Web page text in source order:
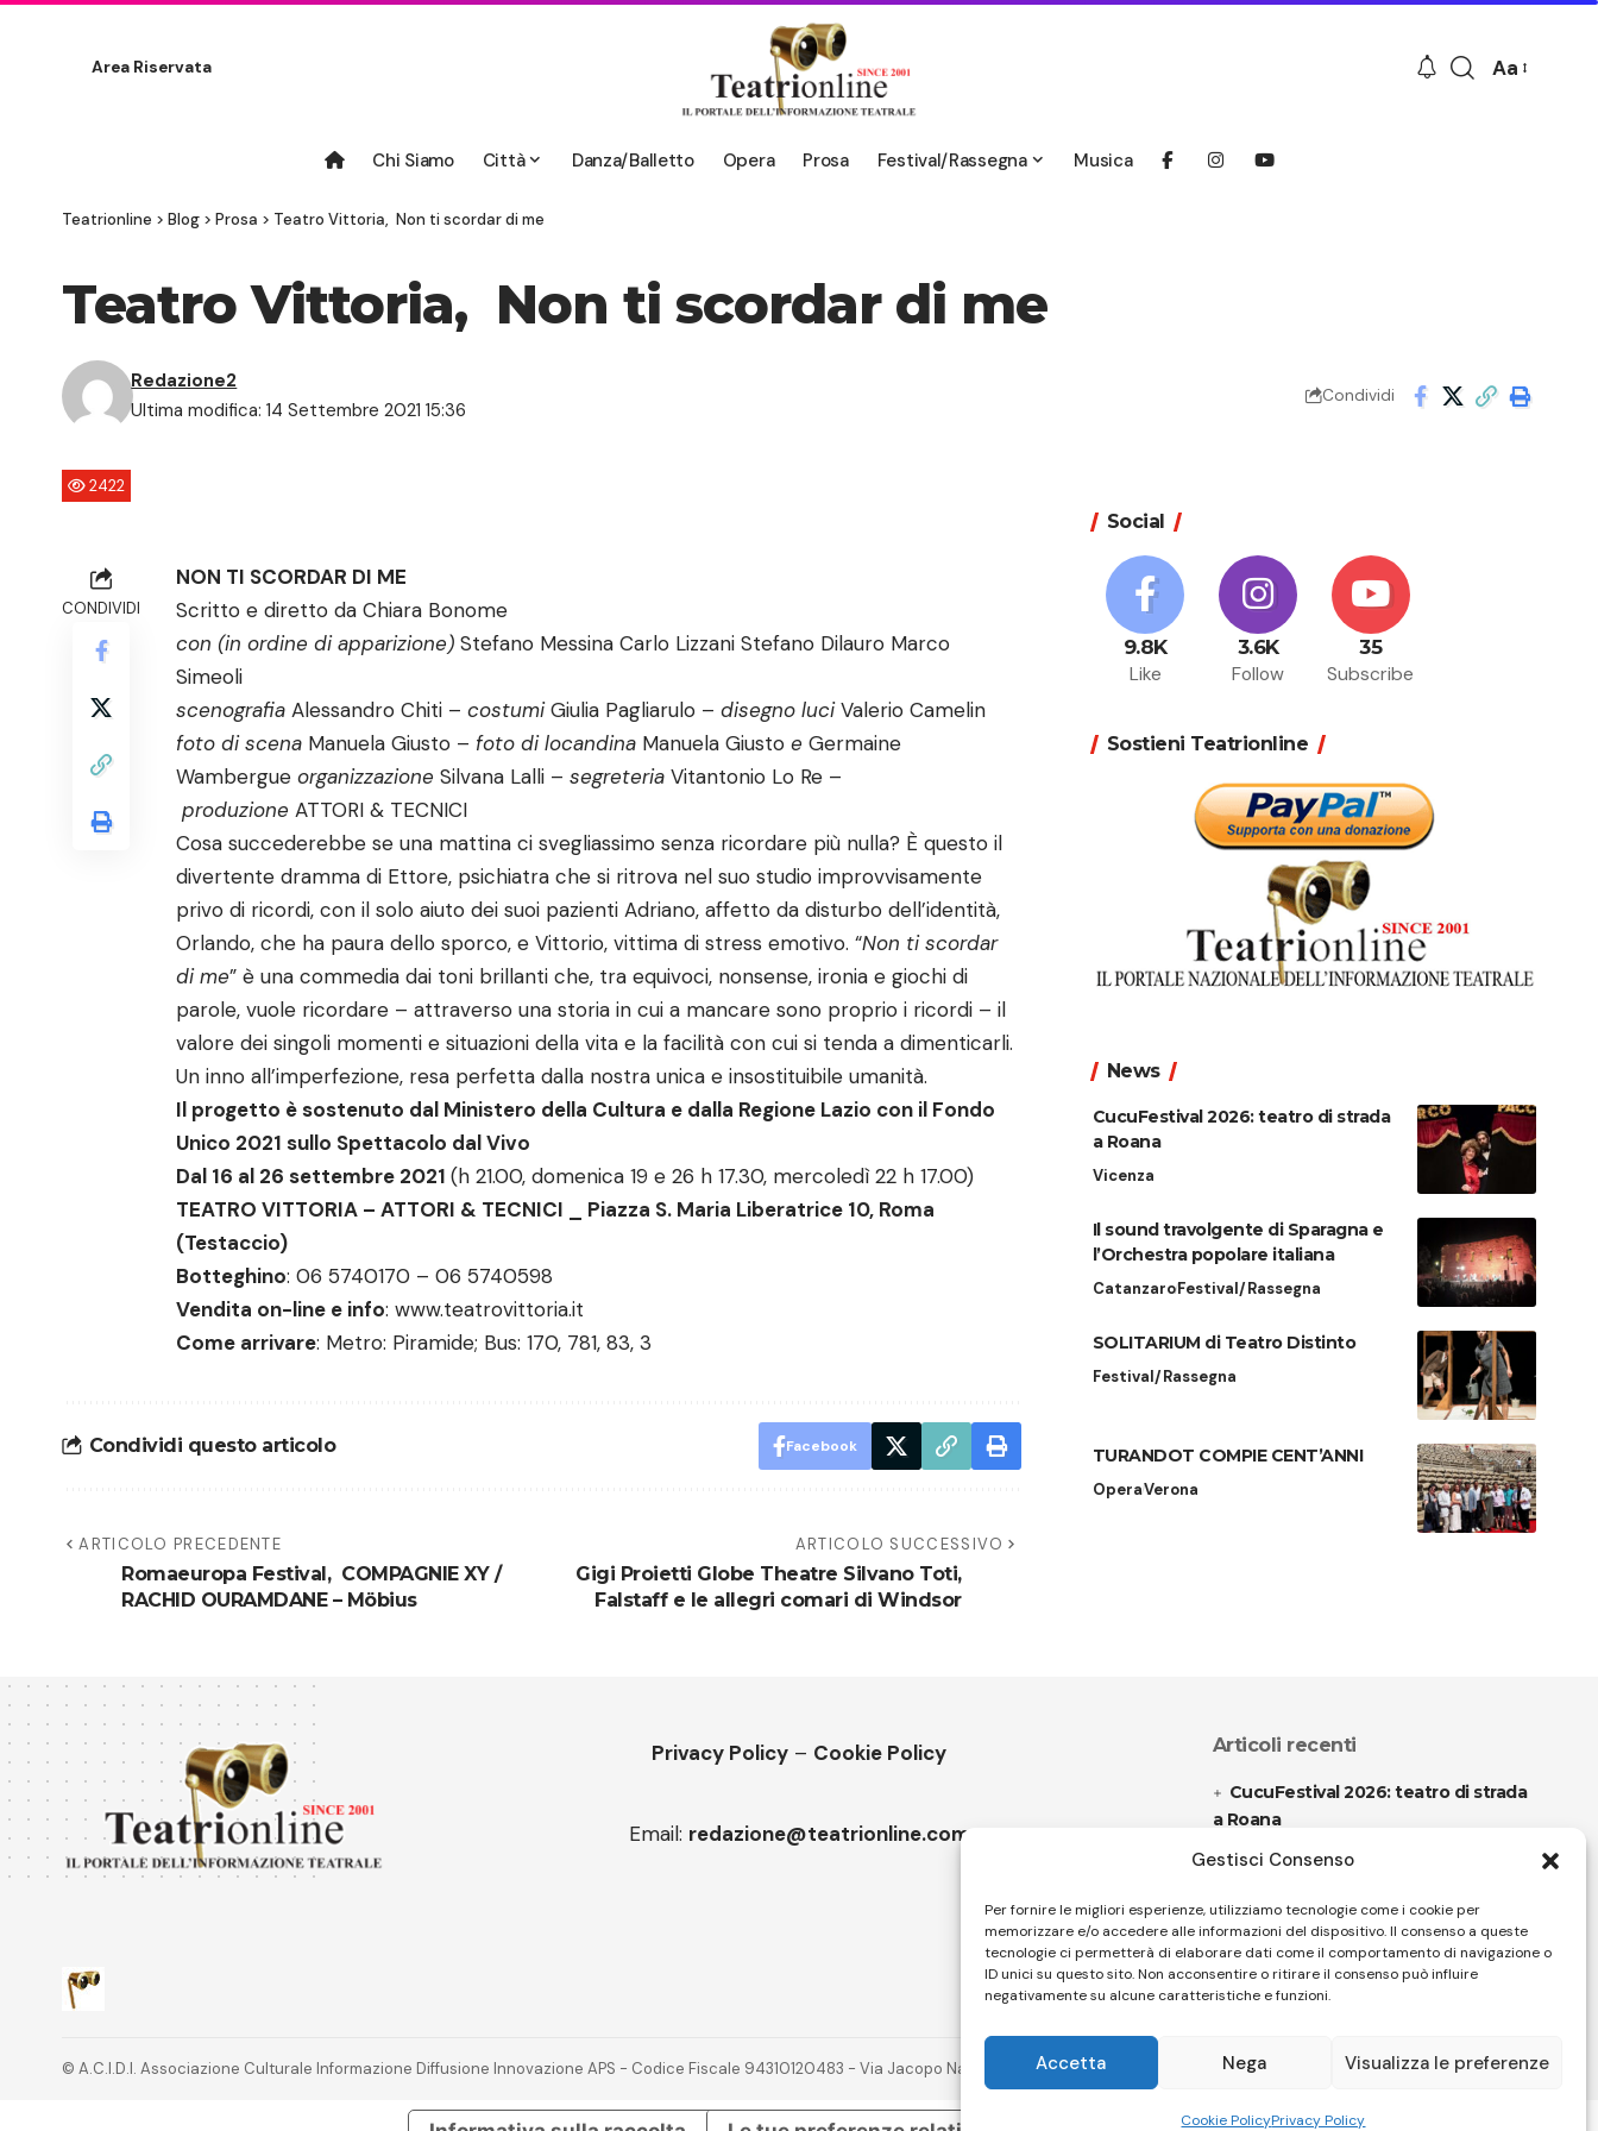
Gestisci Consenso
Per fornire le migliori esperienze, utilizziamo tecnologie come i cookie per
memorizzare e/o accedere alle informazioni del dispositivo. Il consenso a queste
tecnologie ci permetterà di elaborare dati come il comportamento di navigazione o
ID unici su questo sito. Non acconsentire o ritirare il consenso può influire
negativamente su alcune caratteristiche e funzioni.
Accetta Nega Visualizza le preferenze
Cookie PolicyPrivacy Policy
Area Riservata
Font
Aa
Chi Siamo Città Danza/Balletto Opera Prosa Festival/Rassegna Musica
Teatrionline > Blog > Prosa > Teatro Vittoria, Non ti scordar di me
Teatro Vittoria, Non ti scordar di me
Ultima modifica: 14 Settembre 2021 15:36
Redazione2
Condividi
2422
CONDIVIDI
NON TI SCORDAR DI ME
Scritto e diretto da Chiara Bonome
con (in ordine di apparizione) Stefano Messina Carlo Lizzani Stefano Dilauro Marco
Simeoli
scenografia Alessandro Chiti – costumiGiulia Pagliarulo – disegno luciValerio Camelin
foto di scena Manuela Giusto – foto di locandina Manuela Giusto e Germaine
Wambergue organizzazione Silvana Lalli – segreteria Vitantonio Lo Re –
produzione ATTORI & TECNICI
Cosa succederebbe se una mattina ci svegliassimo senza ricordare più nulla? È questo il
divertente dramma di Ettore, psichiatra che si ritrova nel suo studio improvvisamente
privo di ricordi, con il solo aiuto dei suoi pazienti Adriano, affetto da disturbo dell’identità,
Orlando, che ha paura dello sporco, e Vittorio, vittima di stress emotivo. “Non ti scordar
di me” è una commedia dai toni brillanti che, tra equivoci, nonsense, ironia e giochi di
parole, vuole ricordare – attraverso una storia in cui a mancare sono proprio i ricordi – il
valore dei singoli momenti e situazioni della vita e la facilità con cui si tenda a dimenticarli.
Un inno all’imperfezione, resa perfetta dalla nostra unica e insostituibile umanità.
Il progetto è sostenuto dal Ministero della Cultura e dalla Regione Lazio con il Fondo
Unico 2021 sullo Spettacolo dal Vivo
Dal 16 al 26 settembre 2021 (h 21.00, domenica 19 e 26 h 17.30, mercoledì 22 h 17.00)
TEATRO VITTORIA – ATTORI & TECNICI _ Piazza S. Maria Liberatrice 10, Roma
(Testaccio)
Botteghino: 06 5740170 – 06 5740598
Vendita on-line e info: www.teatrovittoria.it
Come arrivare: Metro: Piramide; Bus: 170, 781, 83, 3
Condividi questo articolo Facebook
ARTICOLO PRECEDENTE
Romaeuropa Festival, COMPAGNIE XY /
RACHID OURAMDANE – Möbius
ARTICOLO SUCCESSIVO
Gigi Proietti Globe Theatre Silvano Toti,
Falstaff e le allegri comari di Windsor
Social
9.8K
Like
3.6K
Follow
35
Subscribe
Sostieni Teatrionline
News
CucuFestival 2026: teatro di strada
a Roana
Vicenza
Il sound travolgente di Sparagna e
l’Orchestra popolare italiana
CatanzaroFestival/Rassegna
SOLITARIUM di Teatro Distinto
Festival/Rassegna
TURANDOT COMPIE CENT’ANNI
OperaVerona
Privacy Policy – Cookie Policy
Email: redazione@teatrionline.com
Articoli recenti
CucuFestival 2026: teatro di strada
a Roana
Il sound travolgente di Sparagna e
Follow US
© A.C.I.D.I. Associazione Culturale Informazione Diffusione Innovazione APS - Codice Fiscale 94310120483 - Via Jacopo Nardi 21 - 50132 Firenze - SEO BY SIMONE ROMPIETTI SR WEB